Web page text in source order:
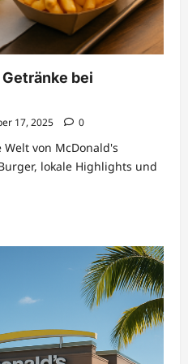
bei
17, 2025 0
von McDonald's
lokale Highlights und